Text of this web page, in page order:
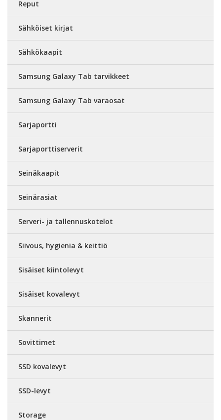
Reput
Sähköiset kirjat
Sähkökaapit
Samsung Galaxy Tab tarvikkeet
Samsung Galaxy Tab varaosat
Sarjaportti
Sarjaporttiserverit
Seinäkaapit
Seinärasiat
Serveri- ja tallennuskotelot
Siivous, hygienia & keittiö
Sisäiset kiintolevyt
Sisäiset kovalevyt
Skannerit
Sovittimet
SSD kovalevyt
SSD-levyt
Storage